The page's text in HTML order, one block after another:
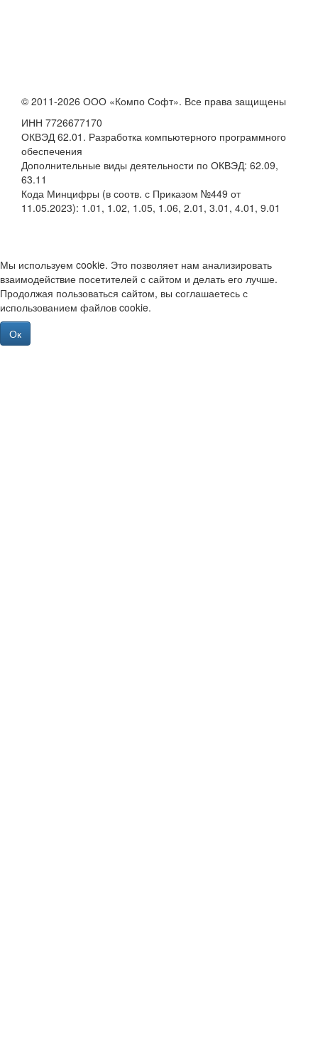
© 2011-2026 ООО «Компо Софт». Все права защищены
ИНН 7726677170
ОКВЭД 62.01. Разработка компьютерного программного
обеспечения
Дополнительные виды деятельности по ОКВЭД: 62.09,
63.11
Кода Минцифры (в соотв. с Приказом №449 от
11.05.2023): 1.01, 1.02, 1.05, 1.06, 2.01, 3.01, 4.01, 9.01
Мы используем cookie. Это позволяет нам анализировать
взаимодействие посетителей с сайтом и делать его лучше.
Продолжая пользоваться сайтом, вы соглашаетесь с
использованием файлов cookie.
Ок